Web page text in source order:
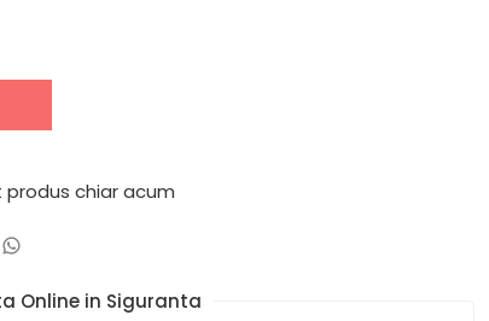
chiar acum
Online in Siguranta​